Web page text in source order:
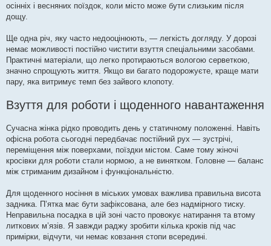
осінніх і весняних поїздок, коли місто може бути слизьким після
дощу.
Ще одна річ, яку часто недооцінюють, — легкість догляду. У дорозі
немає можливості постійно чистити взуття спеціальними засобами.
Практичні матеріали, що легко протираються вологою серветкою,
значно спрощують життя. Якщо ви багато подорожуєте, краще мати
пару, яка витримує темп без зайвого клопоту.
Взуття для роботи і щоденного навантаження
Сучасна жінка рідко проводить день у статичному положенні. Навіть
офісна робота сьогодні передбачає постійний рух — зустрічі,
переміщення між поверхами, поїздки містом. Саме тому жіночі
кросівки для роботи стали нормою, а не винятком. Головне — баланс
між стриманим дизайном і функціональністю.
Для щоденного носіння в міських умовах важлива правильна висота
задника. П’ятка має бути зафіксована, але без надмірного тиску.
Неправильна посадка в цій зоні часто провокує натирання та втому
литкових м’язів. Я завжди раджу зробити кілька кроків під час
примірки, відчути, чи немає ковзання стопи всередині.